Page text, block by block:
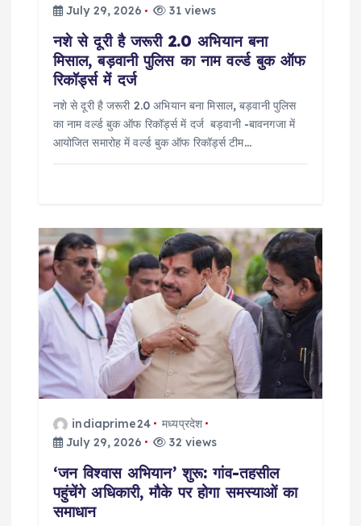
July 29, 2026
31 views
नशे से दूरी है जरूरी 2.0 अभियान बना
मिसाल, बड़वानी पुलिस का नाम वर्ल्ड बुक ऑफ
रिकॉर्ड्स में दर्ज
नशे से दूरी है जरूरी 2.0 अभियान बना मिसाल, बड़वानी पुलिस
का नाम वर्ल्ड बुक ऑफ रिकॉर्ड्स में दर्ज बड़वानी -बावनगजा में
आयोजित समारोह में वर्ल्ड बुक ऑफ रिकॉर्ड्स टीम…
indiaprime24
मध्यप्रदेश
July 29, 2026
32 views
‘जन विश्वास अभियान’ शुरू: गांव-तहसील
पहुंचेंगे अधिकारी, मौके पर होगा समस्याओं का
समाधान